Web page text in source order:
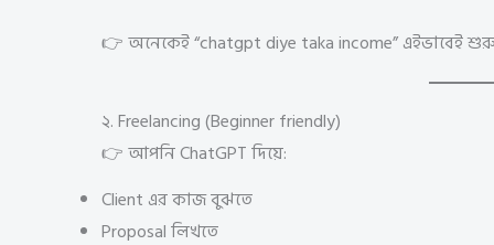
👉 অনেকেই “chatgpt diye taka income” এইভাবেই
২. Freelancing (Beginner friendly)
👉 আপনি ChatGPT দিয়ে:
Client এর কাজ বুঝতে
Proposal লিখতে